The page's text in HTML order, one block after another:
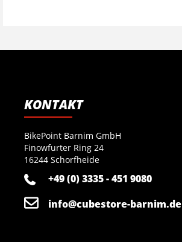
KONTAKT
BikePoint Barnim GmbH
Finowfurter Ring 24
16244 Schorfheide
+49 (0) 3335 - 451 9080
info@cubestore-barnim.de